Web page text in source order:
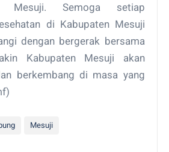
Mesuji. Semoga setiap
di Kabupaten Mesuji
dengan bergerak bersama
Kabupaten Mesuji akan
berkembang di masa yang
Mesuji